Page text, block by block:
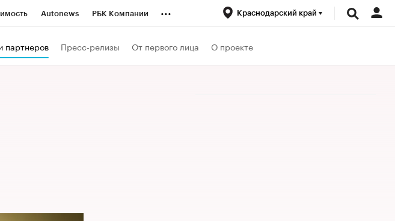
Autonews РБК Компании ... Краснодарский край
партнеров Пресс-релизы От первого лица О проекте